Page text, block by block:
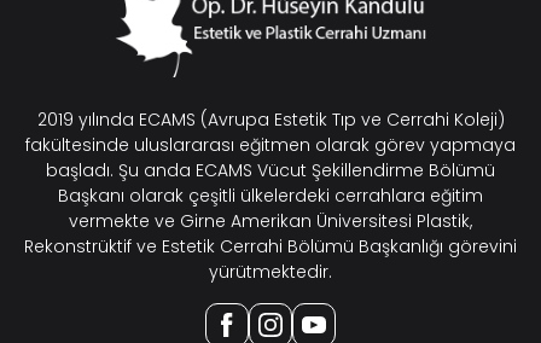
2019 yılında ECAMS (Avrupa Estetik Tıp ve Cerrahi Koleji)
fakültesinde uluslararası eğitmen olarak görev yapmaya
başladı. Şu anda ECAMS Vücut Şekillendirme Bölümü
Başkanı olarak çeşitli ülkelerdeki cerrahlara eğitim
vermekte ve Girne Amerikan Üniversitesi Plastik,
Rekonstrüktif ve Estetik Cerrahi Bölümü Başkanlığı görevini
yürütmektedir.